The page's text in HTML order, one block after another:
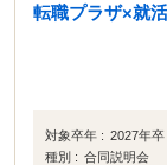
転職プラザ×就
対象卒年 : 2027年卒
種別 : 合同説明会